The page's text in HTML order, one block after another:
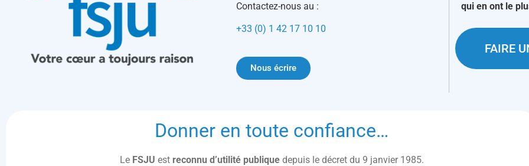
Contactez-nous au :
+33 (0) 1 42 17 10 10
Nous écrire
qui en ont le
FAIRE
Donner en toute confiance…
Le FSJU est reconnu d’utilité publique depuis le décret du 9 janvier 1985.